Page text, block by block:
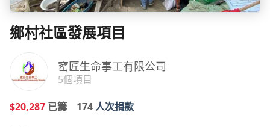
鄉村社區發展項目
窰匠生命事工有限公司
5個項目
$20,287 已籌 174人次捐款